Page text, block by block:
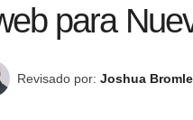
para
Revisado por: Joshua